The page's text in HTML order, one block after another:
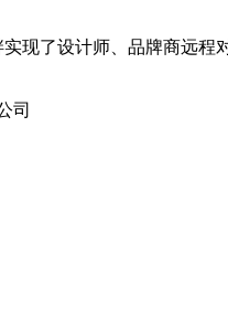
现了设计师、品牌商远